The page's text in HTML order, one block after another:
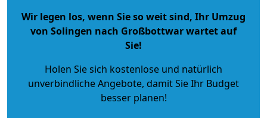
Wir legen los, wenn Sie so weit sind, Ihr Umzug
von Solingen nach Großbottwar wartet auf
Sie!
Holen Sie sich kostenlose und natürlich
unverbindliche Angebote, damit Sie Ihr Budget
besser planen!